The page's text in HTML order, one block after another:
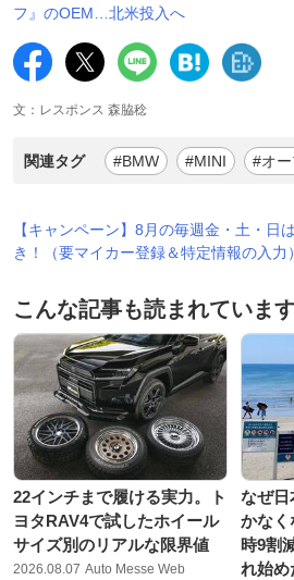
フ』のOEM…北米投入へ
文：レスポンス 森脇稔
関連タグ #BMW #MINI #オ
【キャンペーン】8月の毎週金・土・日
き！（要マイカー登録＆特定情報の入力）
こんな記事も読まれていま
22インチまで履ける実力。ト
ヨタRAV4で試したホイール
サイズ別のリアルな限界値
2026.08.07 Auto Messe Web
なぜ日
かなく
時9割
れ始め